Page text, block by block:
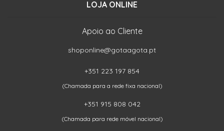
LOJA ONLINE
Apoio ao Cliente
shoponline@gotaagota.pt
+351 223 197 854
(Chamada para a rede fixa nacional)
+351 915 808 042
(Chamada para rede móvel nacional)